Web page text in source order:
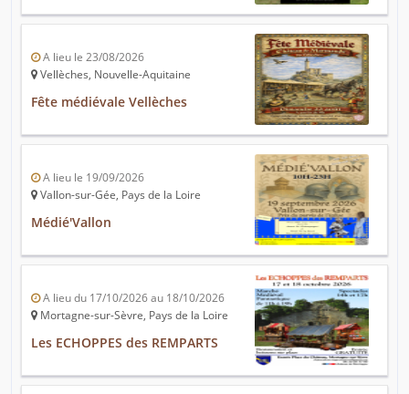
A lieu le 23/08/2026
Vellèches, Nouvelle-Aquitaine
Fête médiévale Vellèches
A lieu le 19/09/2026
Vallon-sur-Gée, Pays de la Loire
Médié'Vallon
A lieu du 17/10/2026 au 18/10/2026
Mortagne-sur-Sèvre, Pays de la Loire
Les ECHOPPES des REMPARTS